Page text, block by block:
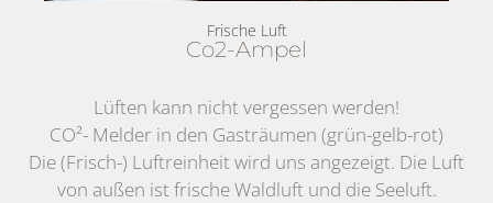
Frische Luft
Co2-Ampel
Lüften kann nicht vergessen werden!
CO²- Melder in den Gasträumen (grün-gelb-rot)
Die (Frisch-) Luftreinheit wird uns angezeigt. Die Luft
von außen ist frische Waldluft und die Seeluft.